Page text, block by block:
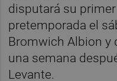
disputará su
pretemporada el
Bromwich Albion y
una semana
Levante.